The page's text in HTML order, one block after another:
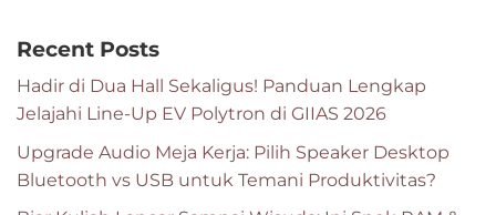
Recent Posts
Hadir di Dua Hall Sekaligus! Panduan Lengkap
Jelajahi Line-Up EV Polytron di GIIAS 2026
Upgrade Audio Meja Kerja: Pilih Speaker Desktop
Bluetooth vs USB untuk Temani Produktivitas?